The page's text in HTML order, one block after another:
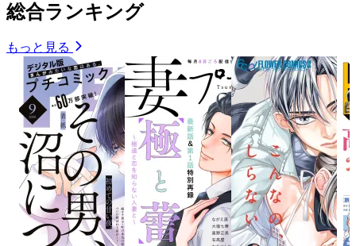
総合ランキング
もっと見る